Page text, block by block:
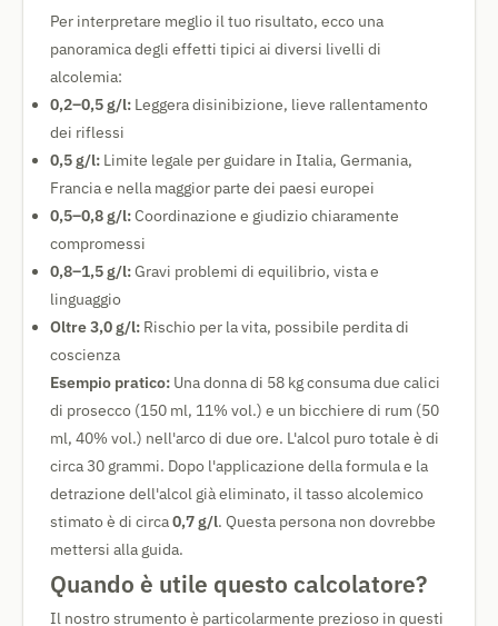
Per interpretare meglio il tuo risultato, ecco una
panoramica degli effetti tipici ai diversi livelli di
alcolemia:
0,2–0,5 g/l: Leggera disinibizione, lieve rallentamento
dei riflessi
0,5 g/l: Limite legale per guidare in Italia, Germania,
Francia e nella maggior parte dei paesi europei
0,5–0,8 g/l:Coordinazione e giudizio chiaramente
compromessi
0,8–1,5 g/l:Gravi problemi di equilibrio, vista e
linguaggio
Oltre 3,0 g/l: Rischio per la vita, possibile perdita di
coscienza
Esempio pratico: Una donna di 58 kg consuma due calici
di prosecco (150 ml, 11% vol.) e un bicchiere di rum (50
ml, 40% vol.) nell'arco di due ore. L'alcol puro totale è di
circa 30 grammi. Dopo l'applicazione della formula e la
detrazione dell'alcol già eliminato, il tasso alcolemico
stimato è di circa0,7 g/l. Questa persona non dovrebbe
mettersi alla guida.
Quando è utile questo calcolatore?
Il nostro strumento è particolarmente prezioso in questi